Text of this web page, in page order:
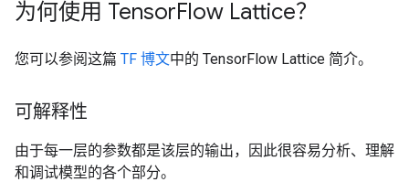
为何使用 TensorFlow Lattice？
您可以参阅这篇 TF 博文中的 TensorFlow Lattice 简介。
可解释性
由于每一层的参数都是该层的输出，因此很容易分析、理解
和调试模型的各个部分。